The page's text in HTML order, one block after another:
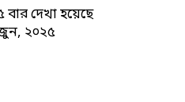
দেখা হয়েছে
২০২৫